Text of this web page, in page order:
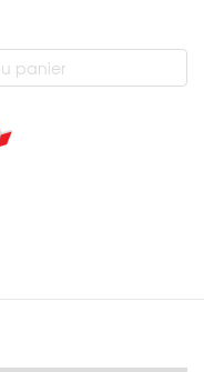
panier